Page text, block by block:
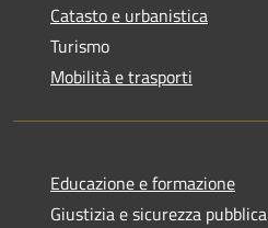
Catasto e urbanistica
Turismo
Mobilità e trasporti
Educazione e formazione
Giustizia e sicurezza pubblica